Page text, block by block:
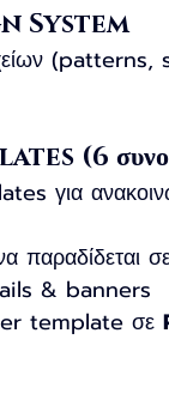
System
(6
για
παραδίδεται
& banners
template σε